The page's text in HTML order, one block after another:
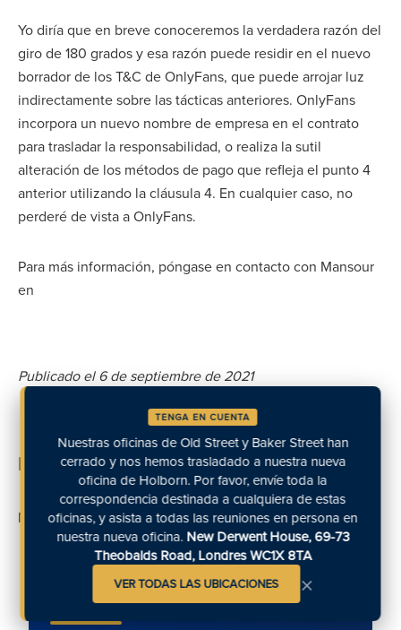
Yo diría que en breve conoceremos la verdadera razón del
giro de 180 grados y esa razón puede residir en el nuevo
borrador de los T&C de OnlyFans, que puede arrojar luz
indirectamente sobre las tácticas anteriores. OnlyFans
incorpora un nuevo nombre de empresa en el contrato
para trasladar la responsabilidad, o realiza la sutil
alteración de los métodos de pago que refleja el punto 4
anterior utilizando la cláusula 4. En cualquier caso, no
perderé de vista a OnlyFans.
Para más información, póngase en contacto con Mansour
en
Publicado el 6 de septiembre de 2021
Información adicional
Noticias Autor: Mansour Mansour
Contacte con nosotros
TENGA EN CUENTA
Nuestras oficinas de Old Street y Baker Street han
cerrado y nos hemos trasladado a nuestra nueva
oficina de Holborn. Por favor, envíe toda la
correspondencia destinada a cualquiera de estas
oficinas, y asista a todas las reuniones en persona en
nuestra nueva oficina.New Derwent House, 69-73
Theobalds Road, Londres WC1X 8TA
VER TODAS LAS UBICACIONES ×